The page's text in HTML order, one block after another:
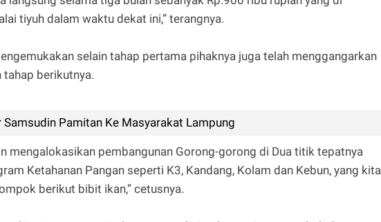
tiyuh dalam waktu dekat ini,” terangnya.
selain tahap pertama pihaknya juga telah menggangarkan
tahap berikutnya.
Samsudin Pamitan Ke Masyarakat Lampung
mengalokasikan pembangunan Gorong-gorong di Dua titik tepatnya
Ketahanan Pangan seperti K3, Kandang, Kolam dan Kebun, yang kita
berikut bibit ikan,” cetusnya.